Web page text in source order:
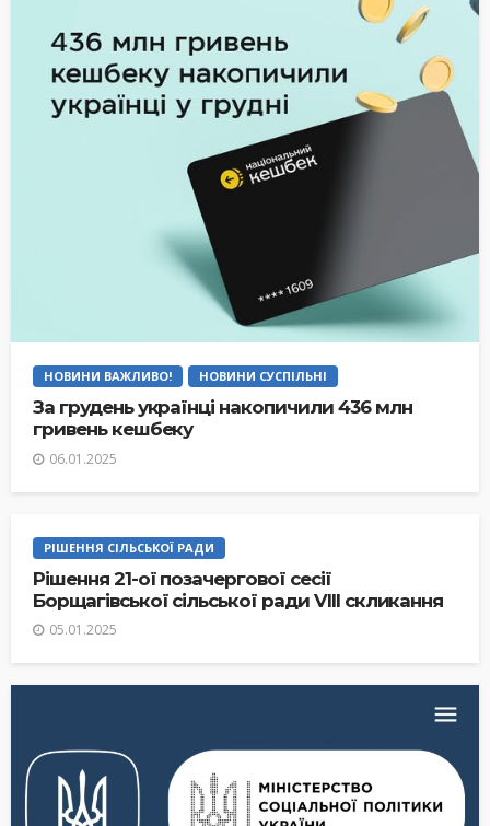
НОВИНИ ВАЖЛИВО! НОВИНИ СУСПІЛЬНІ
За грудень українці накопичили 436 млн
гривень кешбеку
06.01.2025
РІШЕННЯ СІЛЬСЬКОЇ РАДИ
Рішення 21-ої позачергової сесії
Борщагівської сільської ради VIII скликання
05.01.2025